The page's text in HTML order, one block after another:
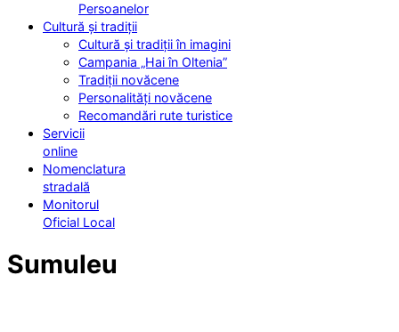
Persoanelor
Cultură și tradiții
Cultură și tradiții în imagini
Campania „Hai în Oltenia”
Tradiții novăcene
Personalități novăcene
Recomandări rute turistice
Servicii
online
Nomenclatura
stradală
Monitorul
Oficial Local
Sumuleu